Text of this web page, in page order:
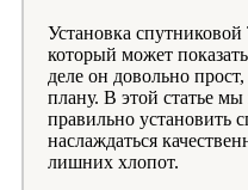
Установка
который может
деле он довольно
плану. В этой статье
правильно установить
наслаждаться
лишних хлопот.